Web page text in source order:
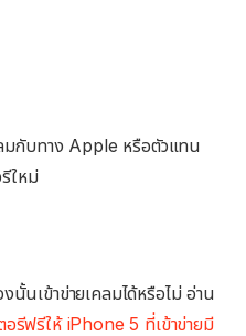
กับทาง Apple หรือตัวแทน
ใหม่
นั้นเข้าข่ายเคลมได้หรือไม่ อ่าน
รีฟรีให้ iPhone 5 ที่เข้าข่ายมี